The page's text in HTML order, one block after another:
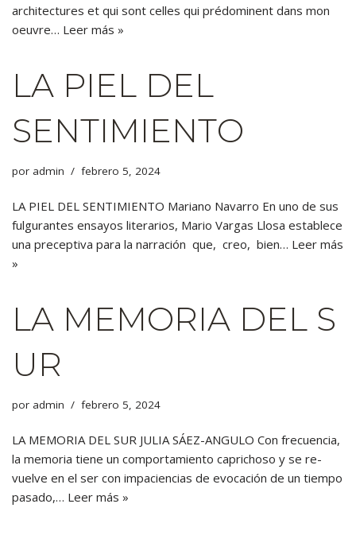
architectures et qui sont celles qui prédominent dans mon
oeuvre… Leer más »
LA PIEL DEL
SENTIMIENTO
por admin febrero 5, 2024
LA PIEL DEL SENTIMIENTO Mariano Navarro En uno de sus
fulgurantes ensayos literarios, Mario Vargas Llosa establece
una preceptiva para la narración que, creo, bien… Leer más
»
LA MEMORIA DEL S
UR
por admin febrero 5, 2024
LA MEMORIA DEL SUR JULIA SÁEZ-ANGULO Con frecuencia,
la memoria tiene un comportamiento caprichoso y se re-
vuelve en el ser con impaciencias de evocación de un tiempo
pasado,… Leer más »